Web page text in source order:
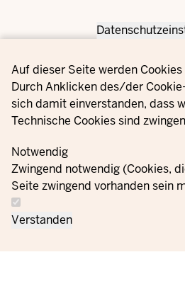
Privacy settings
Auf dieser Seite werden
Durch Anklicken des/der
sich damit einverstanden, dass
Technische Cookies sind
Notwendig
Zwingend notwendig (Cookies,
Seite zwingend vorhanden sein
Verstanden